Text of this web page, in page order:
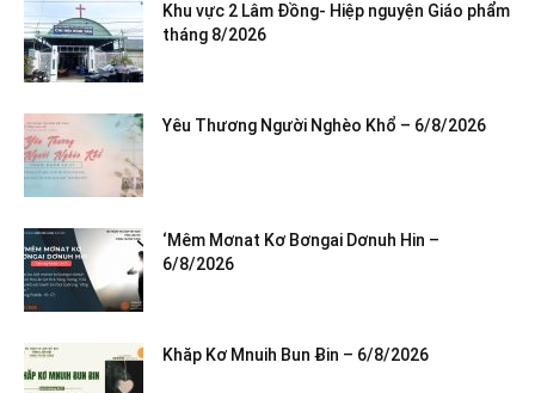
Khu vực 2 Lâm Đồng- Hiệp nguyện Giáo phẩm
tháng 8/2026
Yêu Thương Người Nghèo Khổ – 6/8/2026
‘Mêm Mơnat Kơ Bơngai Dơnuh Hin –
6/8/2026
Khăp Kơ Mnuih Bun Ƀin – 6/8/2026